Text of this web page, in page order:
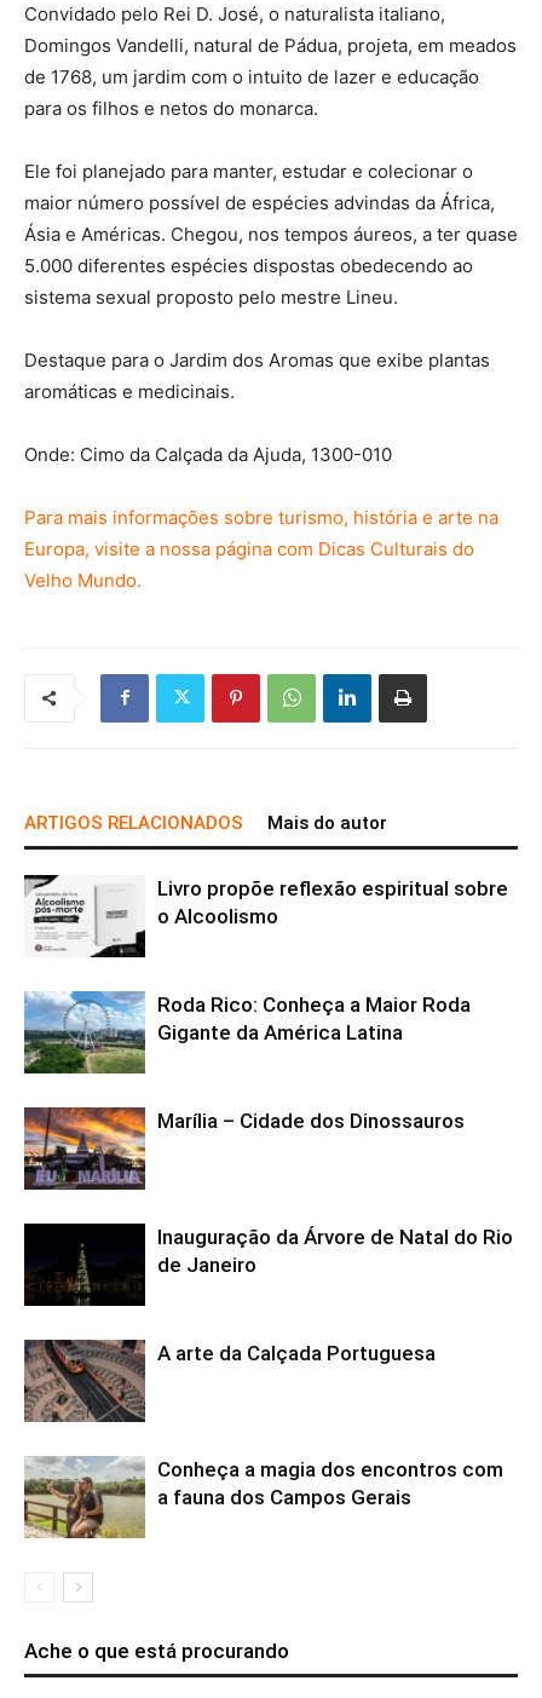
Convidado pelo Rei D. José, o naturalista italiano,
Domingos Vandelli, natural de Pádua, projeta, em meados
de 1768, um jardim com o intuito de lazer e educação
para os filhos e netos do monarca.
Ele foi planejado para manter, estudar e colecionar o
maior número possível de espécies advindas da África,
Ásia e Américas. Chegou, nos tempos áureos, a ter quase
5.000 diferentes espécies dispostas obedecendo ao
sistema sexual proposto pelo mestre Lineu.
Destaque para o Jardim dos Aromas que exibe plantas
aromáticas e medicinais.
Onde: Cimo da Calçada da Ajuda, 1300-010
Para mais informações sobre turismo, história e arte na
Europa, visite a nossa página com Dicas Culturais do
Velho Mundo.
ARTIGOS RELACIONADOS Mais do autor
Livro propõe reflexão espiritual sobre
o Alcoolismo
Roda Rico: Conheça a Maior Roda
Gigante da América Latina
Marília – Cidade dos Dinossauros
Inauguração da Árvore de Natal do Rio
de Janeiro
A arte da Calçada Portuguesa
Conheça a magia dos encontros com
a fauna dos Campos Gerais
Ache o que está procurando